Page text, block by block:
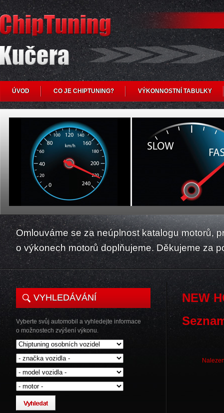
ÚVOD CO JE CHIPTUNING? VÝKONNOSTNÍ TABULKY
Omlouváme se za neúplnost katalogu motorů,
o výkonech motorů doplňujeme. Děkujeme za
VYHLEDÁVÁNÍ
Vyberte svůj automobil a vyhledejte informace
o možnostech zvýšení výkonu.
NEW